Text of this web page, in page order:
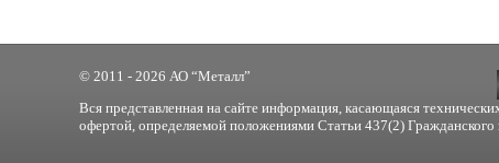
© 2011 - 2026 АО “Металл”
Вся представленная на сайте информация, касающаяся
офертой, определяемой положениями Статьи 437(2) Гражданского